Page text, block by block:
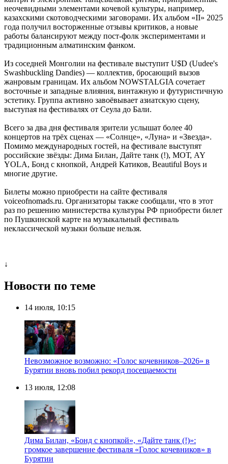
неочевидными элементами кочевой культуры, например,
казахскими скотоводческими заговорами. Их альбом «II» 2025
года получил восторженные отзывы критиков, а новые
работы балансируют между пост-фолк экспериментами и
традиционным алматинским фанком.
Из соседней Монголии на фестивале выступит U$D (Uudee's
Swashbuckling Dandies) — коллектив, бросающий вызов
жанровым границам. Их альбом NOWSTALGIA сочетает
восточные и западные влияния, винтажную и футуристичную
эстетику. Группа активно завоёвывает азиатскую сцену,
выступая на фестивалях от Сеула до Бали.
Всего за два дня фестиваля зрители услышат более 40
концертов на трёх сценах — «Солнце», «Луна» и «Звезда».
Помимо международных гостей, на фестивале выступят
российские звёзды: Дима Билан, Дайте танк (!), МОТ, AY
YOLA, Бонд с кнопкой, Андрей Катиков, Beautiful Boys и
многие другие.
Билеты можно приобрести на сайте фестиваля
voiceofnomads.ru. Организаторы также сообщали, что в этот
раз по решению министерства культуры РФ приобрести билет
по Пушкинской карте на музыкальный фестиваль
неклассической музыки больше нельзя.
↓
Новости по теме
14 июля, 10:15
Невозможное возможно: «Голос кочевников–2026» в
Бурятии вновь побил рекорд посещаемости
13 июля, 12:08
Дима Билан, «Бонд с кнопкой», «Дайте танк (!)»:
громкое завершение фестиваля «Голос кочевников» в
Бурятии